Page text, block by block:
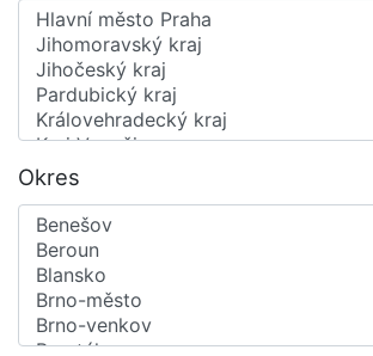
Okres